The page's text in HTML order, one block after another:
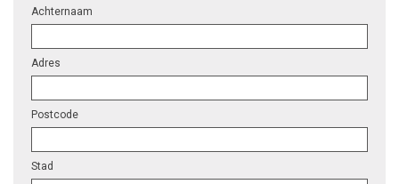
Achternaam
Adres
Postcode
Stad